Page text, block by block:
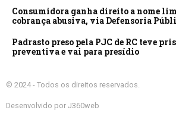
Consumidora ganha direito a nome
cobrança abusiva, via Defensoria
Padrasto preso pela PJC de RC teve
preventiva e vai para presídio
© 2024 - Todos os direitos reservados.
Desenvolvido por J360web